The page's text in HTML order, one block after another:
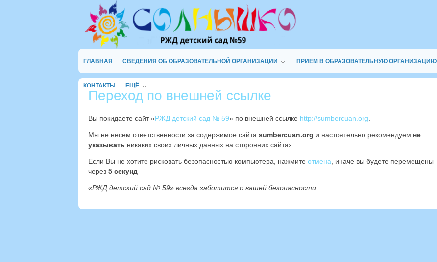
ГЛАВНАЯ СВЕДЕНИЯ ОБ ОБРАЗОВАТЕЛЬНОЙ ОРГАНИЗАЦИИ ПРИЕМ В ОБРАЗОВАТЕЛЬНУЮ ОРГАНИЗАЦИЮ
КОНТАКТЫ ЕЩЁ
Переход по внешней ссылке
Вы покидаете сайт «РЖД детский сад № 59» по внешней ссылке http://sumbercuan.org
Мы не несем ответственности за содержимое сайта sumbercuan.org и настоятельно рекомендуем не
указывать никаких своих личных данных на сторонних сайтах.
Если Вы не хотите рисковать безопасностью компьютера, нажмите отмена , иначе вы будете перемещены
через 4 секунд
«РЖД детский сад № 59» всегда заботится о вашей безопасности.